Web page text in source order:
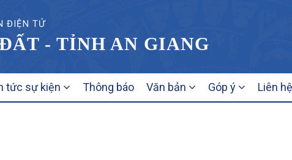
ĐIỆN TỬ
- TỈNH AN GIANG
tức sự kiện Thông báo Văn bản Góp ý Liên hệ